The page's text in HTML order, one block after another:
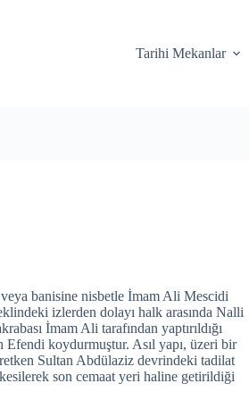
Tarihi Mekanlar
banisine nisbetle İmam Ali Mescidi
izlerden dolayı halk arasında Nalli
İmam Ali tarafından yaptırıldığı
Efendi koydurmuştur. Asıl yapı, üzeri bir
Sultan Abdülaziz devrindeki tadilat
kesilerek son cemaat yeri haline getirildiği